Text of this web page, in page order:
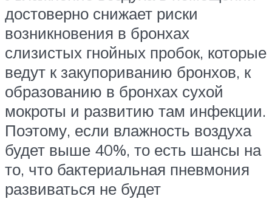
достоверно снижает риски
возникновения в бронхах
слизистых гнойных пробок, которые
ведут к закупориванию бронхов, к
образованию в бронхах сухой
мокроты и развитию там инфекции.
Поэтому, если влажность воздуха
будет выше 40%, то есть шансы на
то, что бактериальная пневмония
развиваться не будет